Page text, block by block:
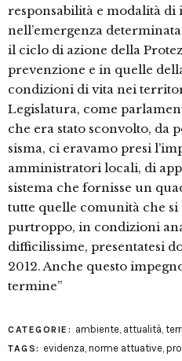
responsabilità e modalità
nell’emergenza
il ciclo di azione della
prevenzione e in quelle
condizioni di vita nei
Legislatura, come
che era stato sconvolto, da
sisma, ci eravamo presi
amministratori locali, di
sistema che fornisse un
tutte quelle comunità che si
purtroppo, in condizioni
difficilissime, presentatesi
2012. Anche questo
termine”
CATEGORIE: ambiente, attualità,
TAGS: evidenza, norme attuative,